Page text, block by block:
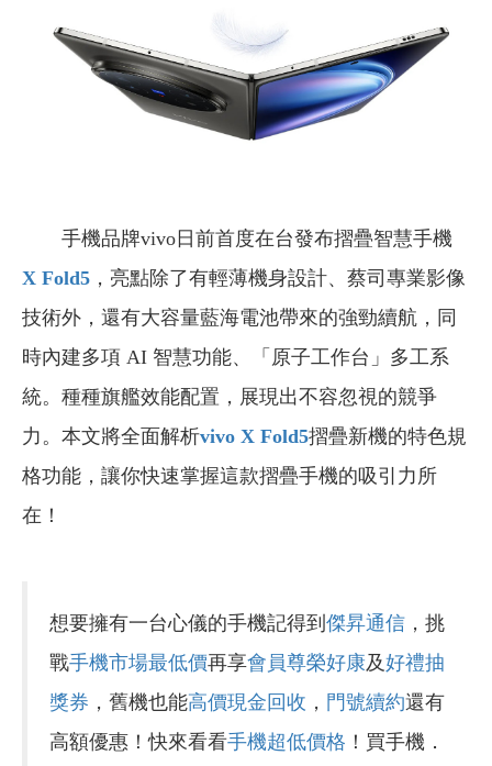
手機品牌vivo日前首度在台發布摺疊智慧手機
X Fold5 ，亮點除了有輕薄機身設計、蔡司專業影像
技術外，還有大容量藍海電池帶來的強勁續航，同
時內建多項 AI 智慧功能、「原子工作台」多工系
統。種種旗艦效能配置，展現出不容忽視的競爭
力。本文將全面解析vivo X Fold5摺疊新機的特色規
格功能，讓你快速掌握這款摺疊手機的吸引力所
在！
想要擁有一台心儀的手機記得到 傑昇通信 ，挑
戰手機市場最低價再享會員尊榮好康及好禮抽
獎券 ，舊機也能高價現金回收 ， 門號續約還有
高額優惠！快來看看手機超低價格 ！買手機．